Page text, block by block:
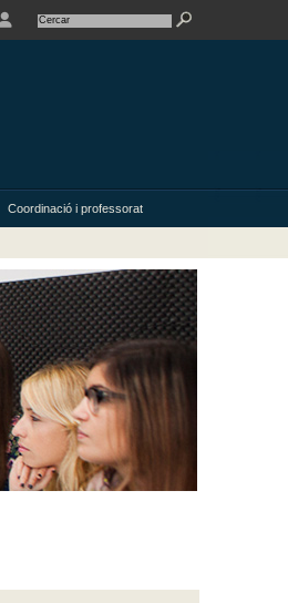
Coordinació i professorat